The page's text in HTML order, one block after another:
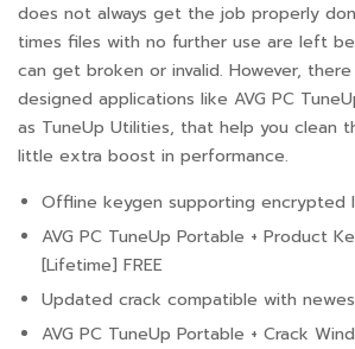
does not always get the job properly
times files with no further use are left
can get broken or invalid. However,
designed applications like AVG PC
as TuneUp Utilities, that help you clean
little extra boost in performance.
Offline keygen supporting encrypted
AVG PC TuneUp Portable + Product
[Lifetime] FREE
Updated crack compatible with
AVG PC TuneUp Portable + Crack